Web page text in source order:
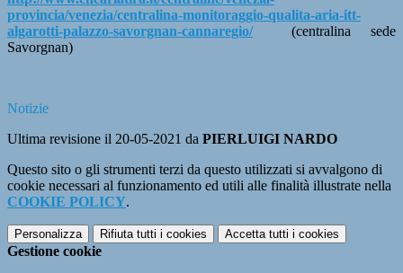
provincia/venezia/centralina-monitoraggio-qualita-aria-itt-
algarotti-palazzo-savorgnan-cannaregio/(centralina sede
Savorgnan)
Notizie
Ultima revisione il 20-05-2021 da PIERLUIGI NARDO
Questo sito o gli strumenti terzi da questo utilizzati si avvalgono di
cookie necessari al funzionamento ed utili alle finalità illustrate nella
COOKIE POLICY.
Personalizza Rifiuta tutti i cookies Accetta tutti i cookies
Gestione cookie